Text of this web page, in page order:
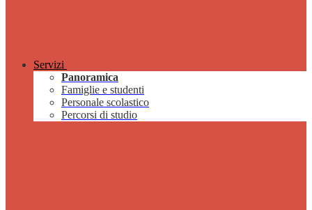
Servizi
Panoramica
Famiglie e studenti
Personale scolastico
Percorsi di studio